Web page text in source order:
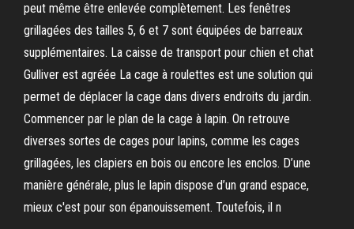
peut même être enlevée complètement. Les fenêtres
grillagées des tailles 5, 6 et 7 sont équipées de barreaux
supplémentaires. La caisse de transport pour chien et chat
Gulliver est agréée La cage à roulettes est une solution qui
permet de déplacer la cage dans divers endroits du jardin.
Commencer par le plan de la cage à lapin. On retrouve
diverses sortes de cages pour lapins, comme les cages
grillagées, les clapiers en bois ou encore les enclos. D’une
manière générale, plus le lapin dispose d’un grand espace,
mieux c'est pour son épanouissement. Toutefois, il n